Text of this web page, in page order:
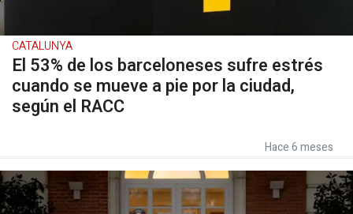
CATALUNYA
El 53% de los barceloneses sufre estrés
cuando se mueve a pie por la ciudad,
según el RACC
Hace 6 meses